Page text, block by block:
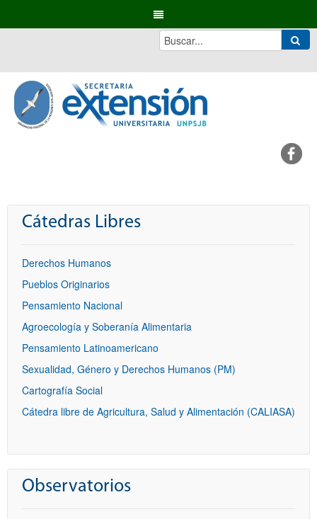
Cátedras Libres
Derechos Humanos
Pueblos Originarios
Pensamiento Nacional
Agroecología y Soberanía Alimentaria
Pensamiento Latinoamericano
Sexualidad, Género y Derechos Humanos (PM)
Cartografía Social
Cátedra libre de Agricultura, Salud y Alimentación (CALIASA)
Observatorios